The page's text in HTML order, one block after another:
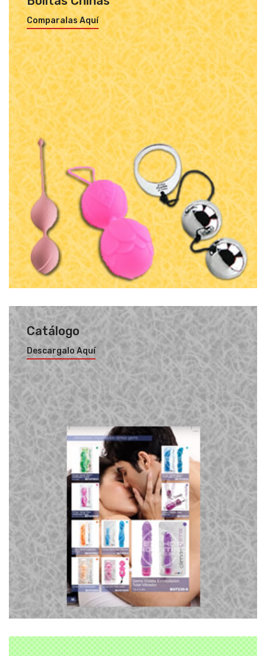
Comparalas Aquí
Catálogo
Descargalo Aquí